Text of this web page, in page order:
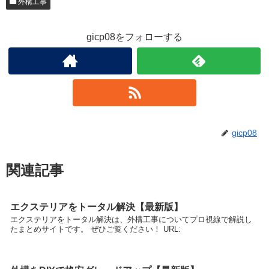
gicp08をフォローする
gicp08
関連記事
エクステリアをトータル解決【最新版】
エクステリアをトータル解決は、外構工事についてプロ視線で解説し
たまとめサイトです。 ぜひご覧ください！ URL: